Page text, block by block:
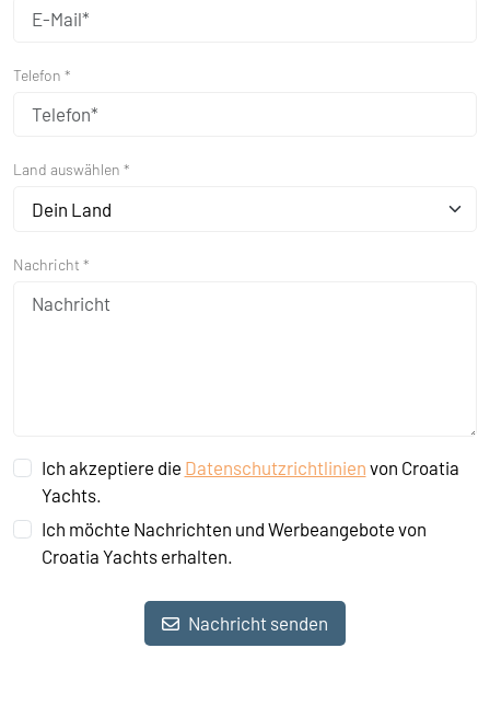
Telefon *
Land auswählen *
Dein Land
Nachricht *
Ich akzeptiere die Datenschutzrichtlinien von Croatia
Yachts.
Ich möchte Nachrichten und Werbeangebote von
Croatia Yachts erhalten.
Nachricht senden